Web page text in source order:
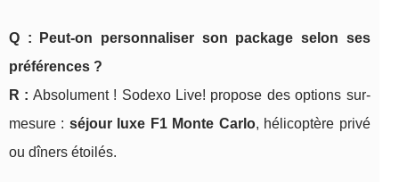
Q : Peut-on personnaliser son package selon ses
préférences ?
R : Absolument ! Sodexo Live! propose des options sur-
mesure : séjour luxe F1 Monte Carlo, hélicoptère privé
ou dîners étoilés.